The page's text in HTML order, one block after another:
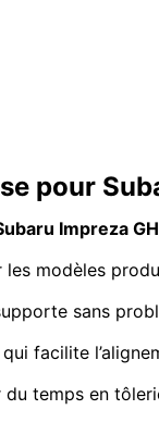
pour
Impreza
les modèles
sans
facilite
temps en